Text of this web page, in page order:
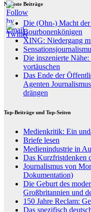
Neueste Beiträge
Die (Ohn-) Macht
Bourbonenkönigen
XING: Niedergang
Die inszenierte
vortäuschen
Das Ende der
Agenten
drängen
Top-Beiträge und Top-Seiten
Medienkritik: Ein
Briefe lesen
Medienindustrie in
Das Kurzfristdenken
Journalismus von
Dokumentation)
Die Geburt des
Großbritannien und
150 Jahre Reclam:
Das spezifisch